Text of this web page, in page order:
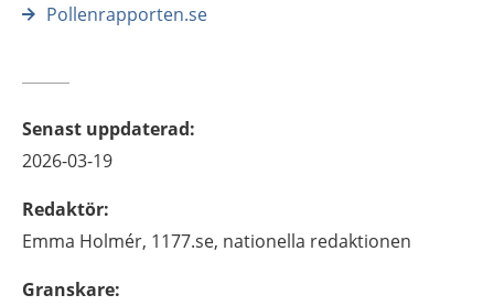
Pollenrapporten.se
Senast uppdaterad:
2026-03-19
Redaktör:
Emma Holmér, 1177.se, nationella redaktionen
Granskare: